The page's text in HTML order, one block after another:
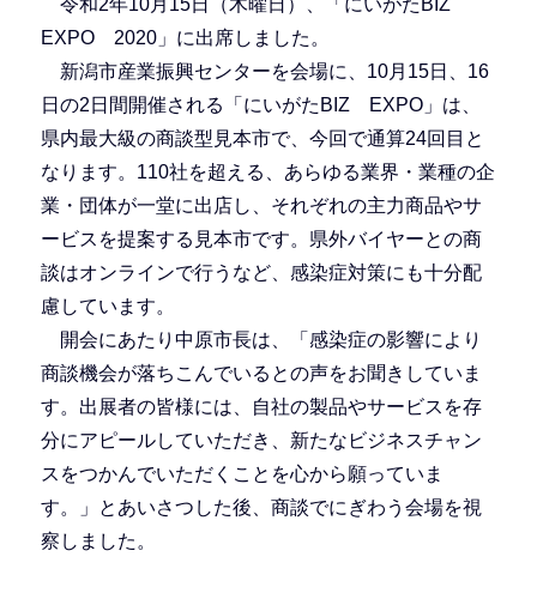
令和2年10月15日（木曜日）、「にいがたBIZ
EXPO 2020」に出席しました。
新潟市産業振興センターを会場に、10月15日、16
日の2日間開催される「にいがたBIZ EXPO」は、
県内最大級の商談型見本市で、今回で通算24回目と
なります。110社を超える、あらゆる業界・業種の企
業・団体が一堂に出店し、それぞれの主力商品やサ
ービスを提案する見本市です。県外バイヤーとの商
談はオンラインで行うなど、感染症対策にも十分配
慮しています。
開会にあたり中原市長は、「感染症の影響により
商談機会が落ちこんでいるとの声をお聞きしていま
す。出展者の皆様には、自社の製品やサービスを存
分にアピールしていただき、新たなビジネスチャン
スをつかんでいただくことを心から願っていま
す。」とあいさつした後、商談でにぎわう会場を視
察しました。